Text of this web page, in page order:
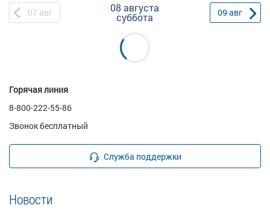
07 авг 08 августа
суббота 09 авг
Горячая линия
8-800-222-55-86
Звонок бесплатный
Служба поддержки
Новости